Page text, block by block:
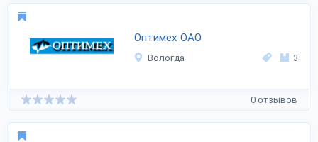
Оптимех ОАО
Вологда 3
0 отзывов